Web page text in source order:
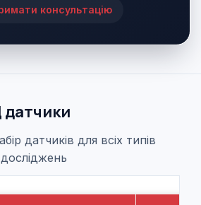
консультацію
датчики
датчиків для всіх типів